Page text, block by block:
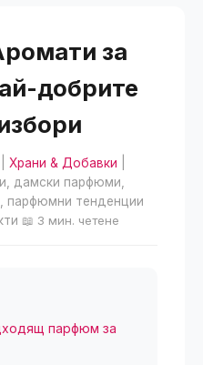
за
добрите
Храни & Добавки
дамски парфюми,
парфюмни тенденции
📖 3 мин. четене
парфюм за